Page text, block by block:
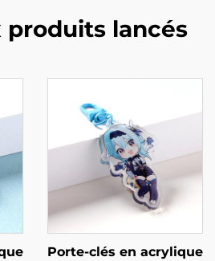
produits lancés
Porte-clés en acrylique